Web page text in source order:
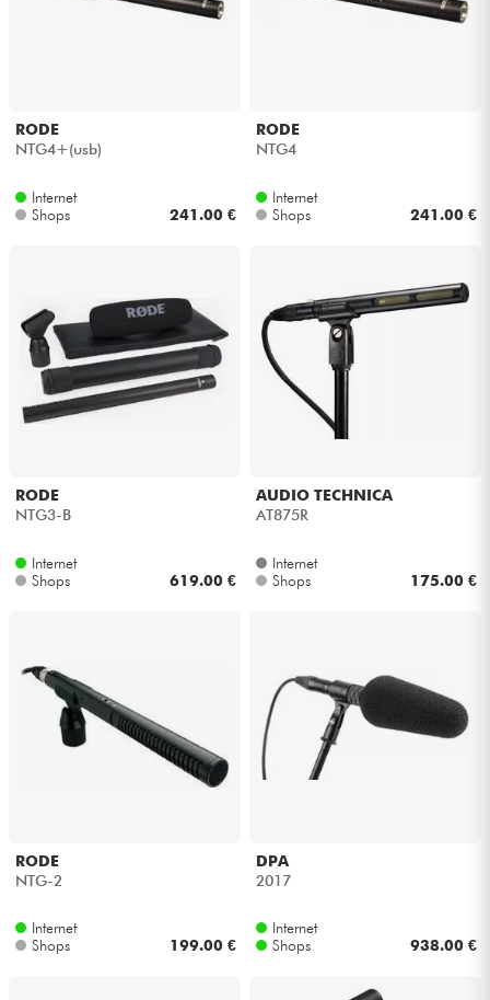
Kinder
Kabel & Zubehöre
Bundle
Sehen Sie sich unsere Marken an
RODE
NTG4+(usb)
Internet
Shops
241.00 €
RODE
NTG4
Internet
Shops
241.00 €
RODE
NTG3-B
Internet
Shops
619.00 €
AUDIO TECHNICA
AT875R
Internet
Shops
175.00 €
RODE
NTG-2
Internet
Shops
199.00 €
DPA
2017
Internet
Shops
938.00 €